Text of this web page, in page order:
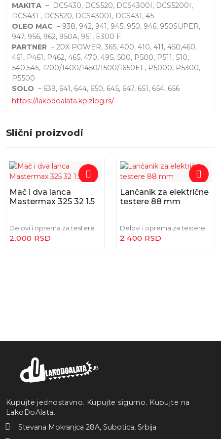
MAKITA– DCS430, DCS520, DCS4300I, DCS5200I,
DCS431 , DCS520, DCS43001, DCS431, 45
OLEO MAC – 938, 942, 941, 945, 950, 946, 950SUPER,
947, 956, 962, 950A, 951, E300 F
PARTNER– 20X POWER, 365, 400, 410, 411, 450,460,
461, P461, P462, 465, 470, 495, 500, P500, P511, 510,
540,545, 1200/1400/1450/1500/1650EL, P5000, P5300,
P5500
SOLO – 639, 641, 644, 650, 645, 647, 651, 654, 656
https://lakodoalata.kpizlog.rs/
Slični proizvodi
Mač i dva lanca
Mastermax 325 32 1.5
Delovi i oprema za testere
2.000 RSD
Lančanik za električne
testere 88 mm
Delovi i oprema za testere
2.400 RSD
Kupujte jednostavno. Kupujte sigurno. Kupujte na
LakoDoAlata.
Stevana Mokranjca 28A, Subotica, Srbija